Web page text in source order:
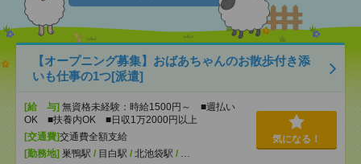
【オープニング募集】おばあちゃんのお散歩付き添
いも仕事の1つ[派遣]
[給 与] 無資格未経験：時給1500円～ ■週払い
OK ■扶養内OK ■日収1万2000円以上
[交通費]交通費全額支給
[勤務地] 巣鴨駅 / 目白駅 / 北池袋駅 / …
気になる！